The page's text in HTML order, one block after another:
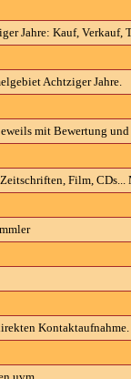
Jahre: Kauf, Verkauf,
Achtziger Jahre.
mit Bewertung
Film,
Kontaktaufnahme.